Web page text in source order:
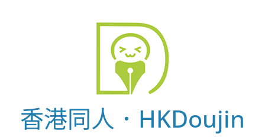
香港同人．HKDoujin